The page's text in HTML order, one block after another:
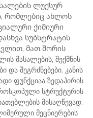
ლუქსურ
რომლებიც ახლოს
ქიმიური
სუბსტრატის
მათ შორის
მასალების, შექმნის
და შეგრძნებები. კანის
ფუნქციაა ზედაპირის
სტრუქტურის
მისაღწევად.
მეცნიერების